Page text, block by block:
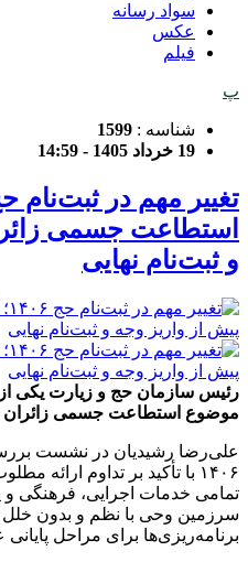
سواد رسانه
عکس
فیلم
پ
شناسه : 1599
19 خرداد 1405 - 14:59
استطاعت جسمی
و ثبت‌نام نهایی
موضوع استطاعت جسمی زائران
علی‌رضا رشیدیان در نشست
۱۴۰۶ با تأکید بر تداوم
تمامی خدمات اجرایی، فرهنگی و
سرزمین وحی با نظم و بدون
برنامه‌ریزی‌ها برای مراحل